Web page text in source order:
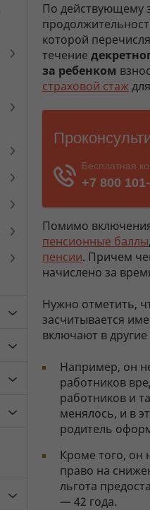
По действующему
которой
течение
за ребенком
страховой стаж
Помимо
пенсионные баллы
пенсии. Причем
начислено за
Нужно отметить,
засчитывается
включают в
Например, он
работников
работников и
менялось, и в
родитель
Кроме того, он
право на
льгота
— 42 года.